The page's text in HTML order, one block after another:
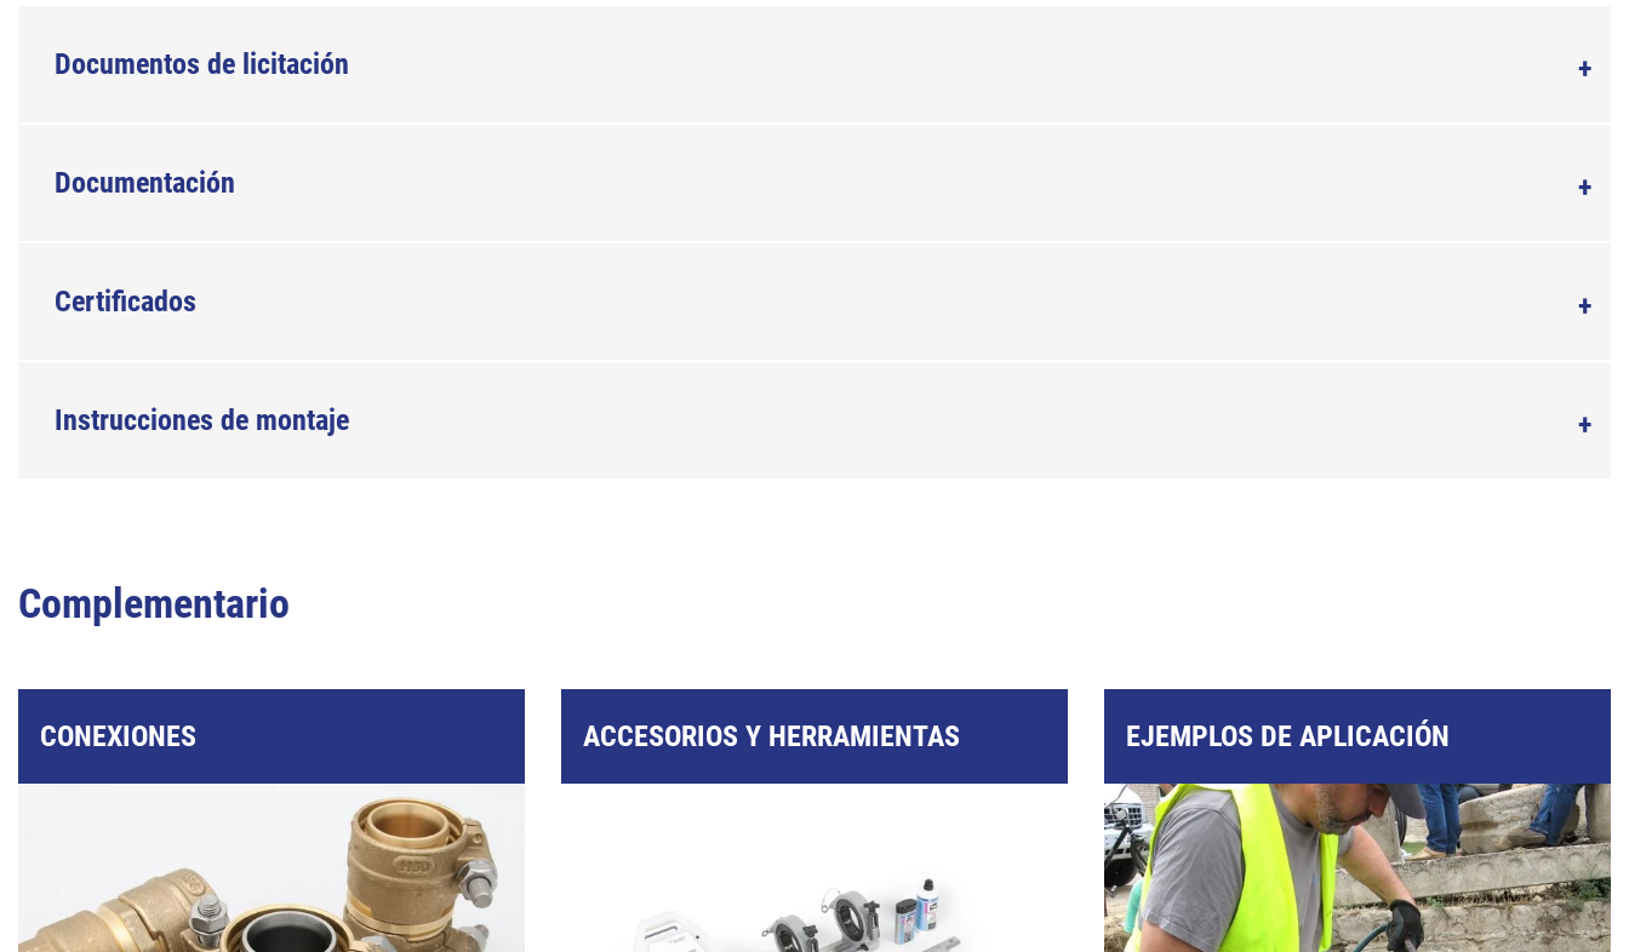
Documentos de licitación
Documentación
Certificados
Instrucciones de montaje
Complementario
CONEXIONES ACCESORIOS Y HERRAMIENTAS EJEMPLOS DE APLICACIÓN